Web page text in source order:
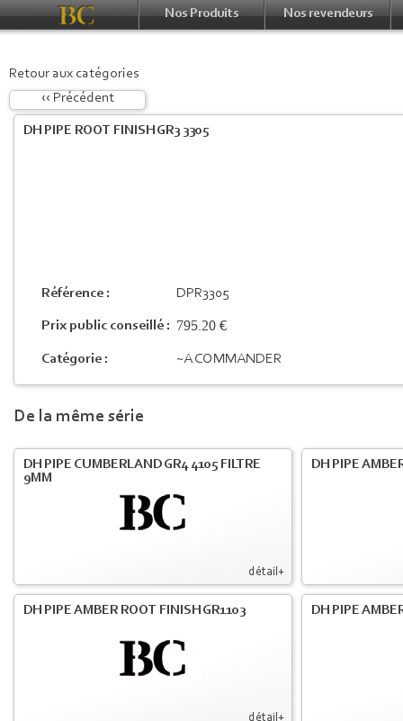
Nos Produits Nos revendeurs
Retour aux catégories
‹‹ Précédent
DH PIPE ROOT FINISH GR3 3305
Référence : DPR3305
Prix public conseillé : 795.20 €
Catégorie : ~A COMMANDER
De la même série
détail+
DH PIPE CUMBERLAND GR4 4105 FILTRE
9MM
DH PIPE
détail+
DH PIPE AMBER ROOT FINISH GR1103 DH PIPE